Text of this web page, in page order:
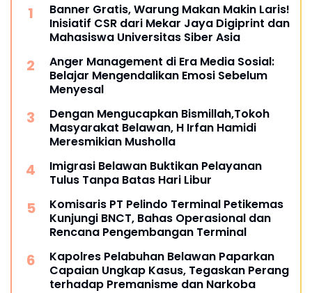
Banner Gratis, Warung Makan Makin Laris!
Inisiatif CSR dari Mekar Jaya Digiprint dan
Mahasiswa Universitas Siber Asia
Anger Management di Era Media Sosial:
Belajar Mengendalikan Emosi Sebelum
Menyesal
Dengan Mengucapkan Bismillah,Tokoh
Masyarakat Belawan, H Irfan Hamidi
Meresmikian Musholla
Imigrasi Belawan Buktikan Pelayanan
Tulus Tanpa Batas Hari Libur
Komisaris PT Pelindo Terminal Petikemas
Kunjungi BNCT, Bahas Operasional dan
Rencana Pengembangan Terminal
Kapolres Pelabuhan Belawan Paparkan
Capaian Ungkap Kasus, Tegaskan Perang
terhadap Premanisme dan Narkoba